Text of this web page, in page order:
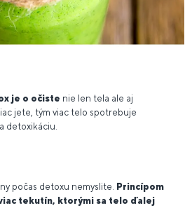
je o očiste nie len tela ale aj
jete, tým viac telo spotrebuje
detoxikáciu.
počas detoxu nemyslite.
Princípom
tekutín, ktorými sa telo ďalej